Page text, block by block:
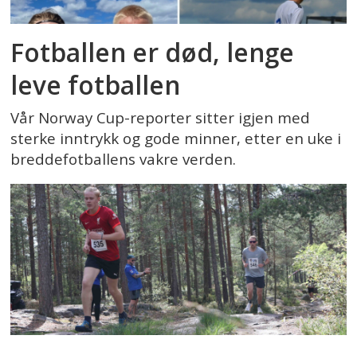
Fotballen er død, lenge
leve fotballen
Vår Norway Cup-reporter sitter igjen med
sterke inntrykk og gode minner, etter en uke i
breddefotballens vakre verden.